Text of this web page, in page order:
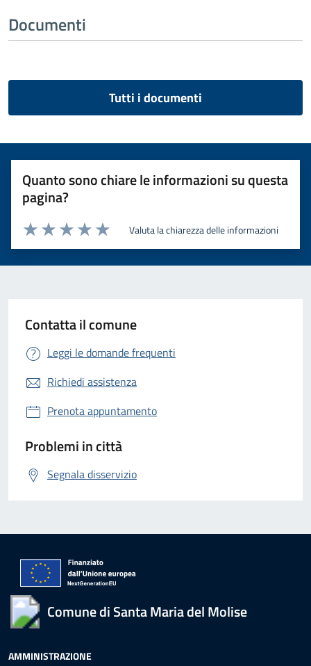
Documenti
Tutti i documenti
Quanto sono chiare le informazioni su questa
pagina?
Valuta la chiarezza delle informazioni
Valuta 5 stelle su 5
Valuta 4 stelle su 5
Valuta 3 stelle su 5
Valuta 2 stelle su 5
Valuta 1 stelle su 5
Contatta il comune
Leggi le domande frequenti
Richiedi assistenza
Prenota appuntamento
Problemi in città
Segnala disservizio
Comune di Santa Maria del Molise
AMMINISTRAZIONE